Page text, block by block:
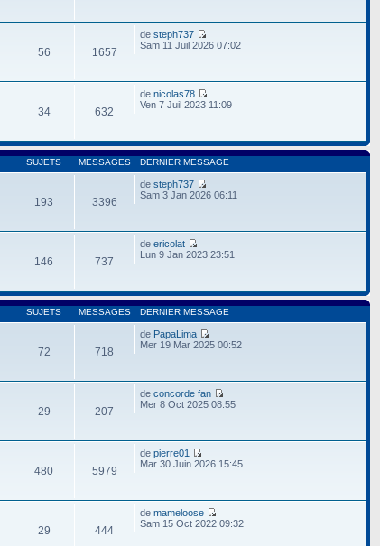
56 1657
de steph737
Sam 11 Juil 2026 07:02
34 632
de nicolas78
Ven 7 Juil 2023 11:09
SUJETS MESSAGES DERNIER MESSAGE
193 3396
de steph737
Sam 3 Jan 2026 06:11
146 737
de ericolat
Lun 9 Jan 2023 23:51
SUJETS MESSAGES DERNIER MESSAGE
72 718
de PapaLima
Mer 19 Mar 2025 00:52
29 207
de concorde fan
Mer 8 Oct 2025 08:55
480 5979
de pierre01
Mar 30 Juin 2026 15:45
29 444
de mameloose
Sam 15 Oct 2022 09:32